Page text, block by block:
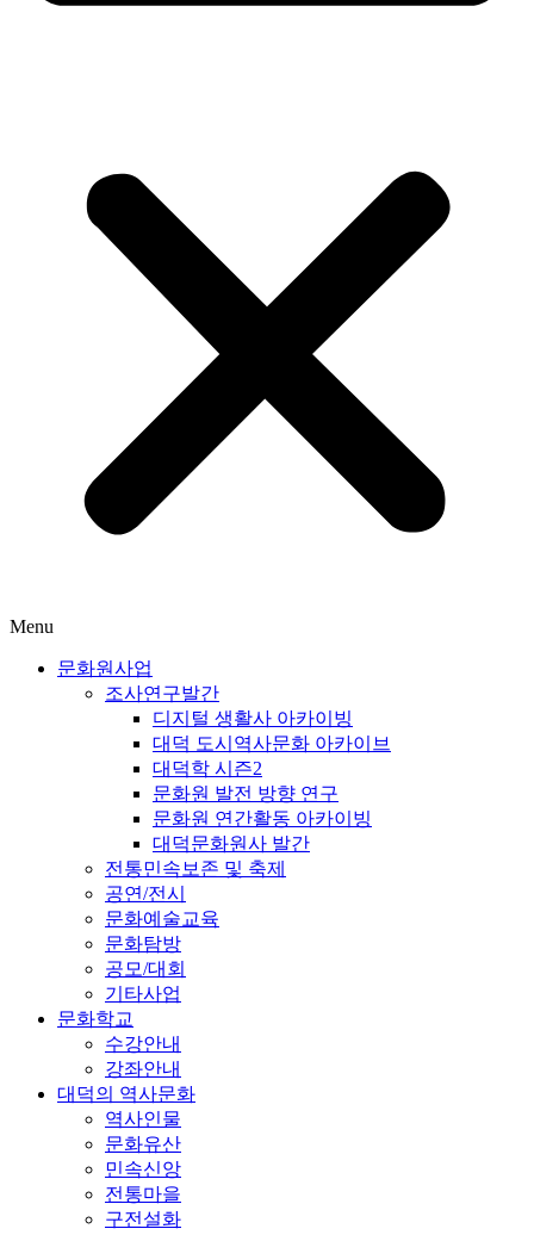
Menu
문화원사업
조사연구발간
디지털 생활사 아카이빙
대덕 도시역사문화 아카이브
대덕학 시즌2
문화원 발전 방향 연구
문화원 연간활동 아카이빙
대덕문화원사 발간
전통민속보존 및 축제
공연/전시
문화예술교육
문화탐방
공모/대회
기타사업
문화학교
수강안내
강좌안내
대덕의 역사문화
역사인물
문화유산
민속신앙
전통마을
구전설화